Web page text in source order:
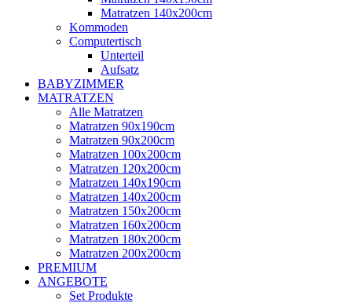
Matratzen 140x200cm
Kommoden
Computertisch
Unterteil
Aufsatz
BABYZIMMER
MATRATZEN
Alle Matratzen
Matratzen 90x190cm
Matratzen 90x200cm
Matratzen 100x200cm
Matratzen 120x200cm
Matratzen 140x190cm
Matratzen 140x200cm
Matratzen 150x200cm
Matratzen 160x200cm
Matratzen 180x200cm
Matratzen 200x200cm
PREMIUM
ANGEBOTE
Set Produkte